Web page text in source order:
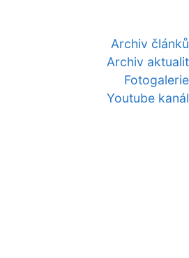
Archiv článků
Archiv aktualit
Fotogalerie
Youtube kanál